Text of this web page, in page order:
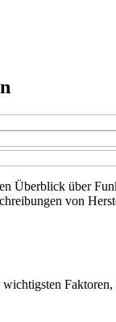
Überblick über
von